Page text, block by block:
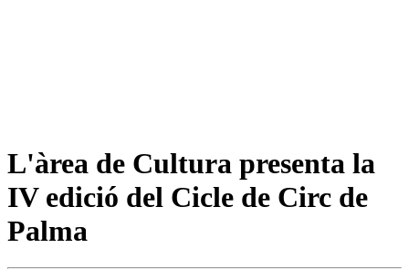
L'àrea de Cultura presenta la
IV edició del Cicle de Circ de
Palma